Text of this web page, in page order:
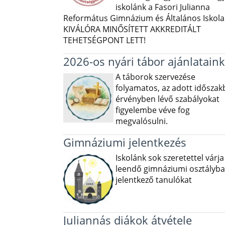
iskolánk a Fasori Julianna
Református Gimnázium és Általános
KIVÁLÓRA MINŐSÍTETT AKKREDITÁLT
TEHETSÉGPONT LETT!
2026-os nyári tábor ajánlataink
A táborok szervezése
folyamatos, az adott
érvényben lévő szabályokat
figyelembe véve fog
megvalósulni.
Gimnáziumi jelentkezés
Iskolánk sok szeretettel várja
leendő gimnáziumi osztályba
jelentkező tanulókat
Juliannás diákok átvétele